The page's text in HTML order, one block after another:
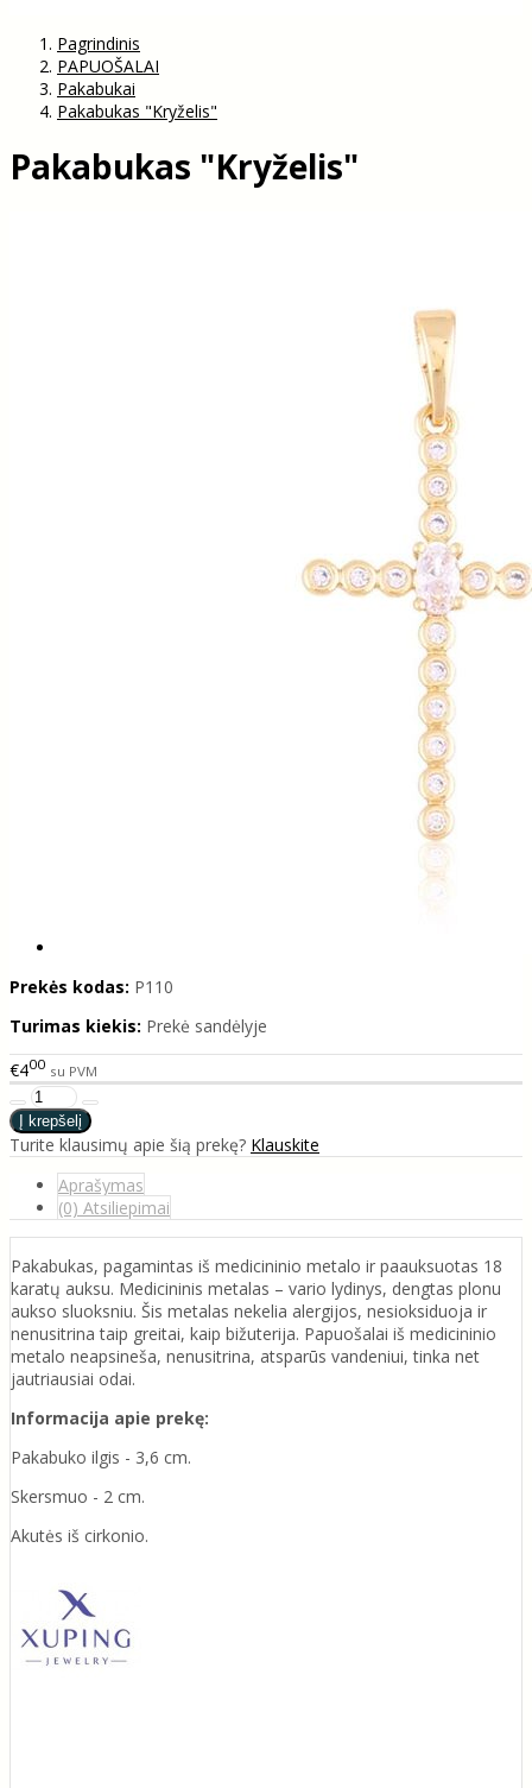
Pagrindinis
PAPUOŠALAI
Pakabukai
Pakabukas "Kryželis"
Pakabukas "Kryželis"
Prekės kodas: P110
Turimas kiekis: Prekė sandėlyje
€400 su PVM
Turite klausimų apie šią prekę? Klauskite
Aprašymas
(0) Atsiliepimai
Pakabukas, pagamintas iš medicininio metalo ir paauksuotas 18
karatų auksu. Medicininis metalas – vario lydinys, dengtas plonu
aukso sluoksniu. Šis metalas nekelia alergijos, nesioksiduoja ir
nenusitrina taip greitai, kaip bižuterija. Papuošalai iš medicininio
metalo neapsineša, nenusitrina, atsparūs vandeniui, tinka net
jautriausiai odai.
Informacija apie prekę:
Pakabuko ilgis - 3,6 cm.
Skersmuo - 2 cm.
Akutės iš cirkonio.